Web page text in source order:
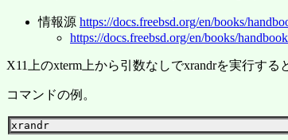
情報源 https://docs.freebsd.org/en/books/
https://docs.freebsd.org/en/books/
X11上のxterm上から引数なしでxrandrを実行す
コマンドの例。